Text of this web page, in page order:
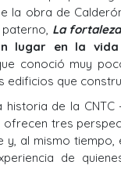
la obra de
La fortaleza
lugar en la
conoció muy
edificios que
de la CNTC
ofrecen tres
al mismo tiempo,
de